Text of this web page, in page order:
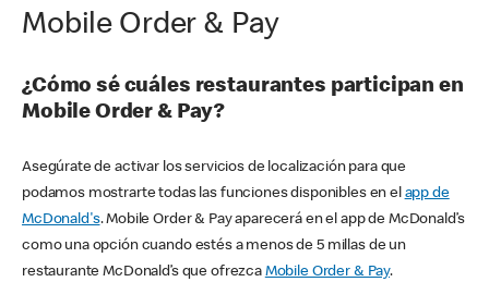
Mobile Order & Pay
¿Cómo sé cuáles restaurantes participan en
Mobile Order & Pay?
Asegúrate de activar los servicios de localización para que
podamos mostrarte todas las funciones disponibles en el app de
McDonald's. Mobile Order & Pay aparecerá en el app de McDonald’s
como una opción cuando estés a menos de 5 millas de un
restaurante McDonald’s que ofrezca Mobile Order & Pay.